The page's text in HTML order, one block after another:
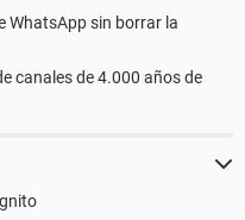
WhatsApp sin borrar la
canales de 4.000 años de